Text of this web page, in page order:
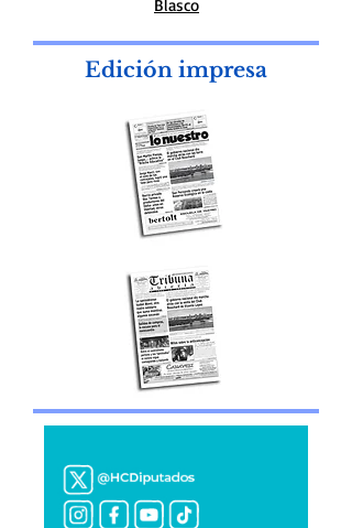
Redactor Especial:Fernando Gañete
Blasco